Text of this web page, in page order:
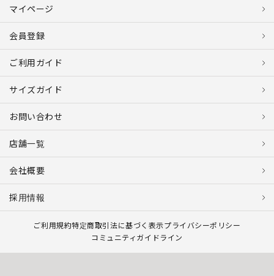
マイページ
会員登録
ご利用ガイド
サイズガイド
お問い合わせ
店舗一覧
会社概要
採用情報
ご利用規約特定商取引法に基づく表示プライバシーポリシー
コミュニティガイドライン